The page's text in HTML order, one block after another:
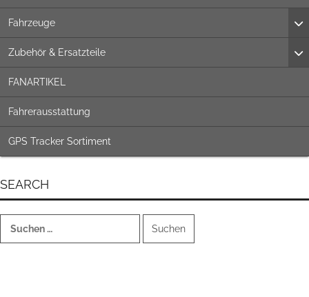
Fahrzeuge
Zubehör & Ersatzteile
FANARTIKEL
Fahrerausstattung
GPS Tracker Sortiment
SEARCH
nach: